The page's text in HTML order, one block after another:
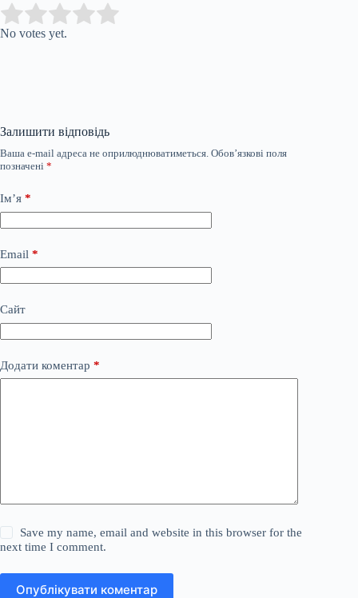
Rate this item:
No votes yet.
Залишити відповідь
Ваша e-mail адреса не оприлюднюватиметься. Обов’язкові поля
позначені *
Ім’я *
Email *
Сайт
Додати коментар *
Save my name, email and website in this browser for the
next time I comment.
Опублікувати коментар